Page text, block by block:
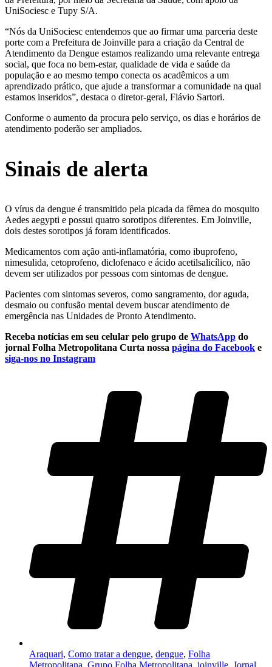
UniSociesc e Tupy S/A.
“Nós da UniSociesc entendemos que ao firmar uma parceria deste
porte com a Prefeitura de Joinville para a criação da Central de
Atendimento da Dengue estamos realizando uma relevante entrega
social, que foca no bem-estar, qualidade de vida e saúde da
população e ao mesmo tempo conecta os acadêmicos a um
aprendizado prático, que ajude a transformar a comunidade na qual
estamos inseridos”, destaca o diretor-geral, Flávio Sartori.
Conforme o aumento da procura pelo serviço, os dias e horários de
atendimento poderão ser ampliados.
Sinais de alerta
O vírus da dengue é transmitido pela picada da fêmea do mosquito
Aedes aegypti e possui quatro sorotipos diferentes. Em Joinville,
dois destes sorotipos já foram identificados.
Medicamentos com ação anti-inflamatória, como ibuprofeno,
nimesulida, cetoprofeno, diclofenaco e ácido acetilsalicílico, não
devem ser utilizados por pessoas com sintomas de dengue.
Pacientes com sintomas severos, como sangramento, dor aguda,
desmaio ou confusão mental devem buscar atendimento de
emergência nas Unidades de Pronto Atendimento.
Receba notícias em seu celular pelo grupo de WhatsApp do
jornal Folha Metropolitana Curta nossa página do Facebook e
siga-nos no Instagram
Araquari, Como tratar a dengue, dengue, Folha
Metropolitana, Grupo Folha Metropolitana, joinville, Jornal